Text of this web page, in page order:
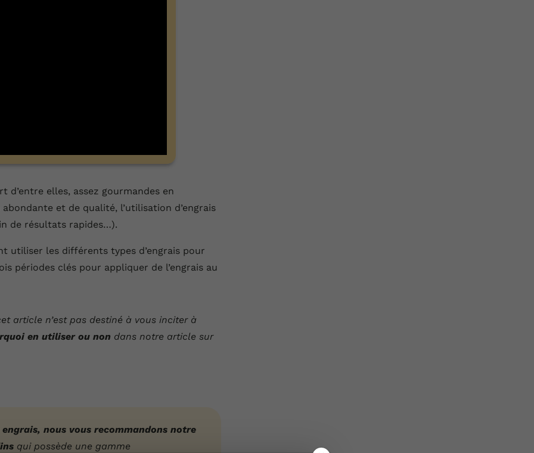
elles, assez gourmandes en
et de qualité, l’utilisation d’engrais
de résultats rapides…).
utiliser les différents types d’engrais pour
périodes clés pour appliquer de l’engrais au
article n’est pas destiné à vous inciter à
en utiliser ou non dans notre article sur
nous vous recommandons notre
qui possède une gamme